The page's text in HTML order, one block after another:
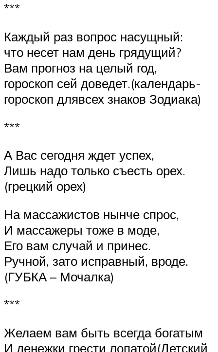
***
Каждый раз вопрос насущный:
что несет нам день грядущий?
Вам прогноз на целый год,
гороскоп сей доведет.(календарь-
гороскоп длявсех знаков Зодиака)
***
А Вас сегодня ждет успех,
Лишь надо только съесть орех.
(грецкий орех)
На массажистов нынче спрос,
И массажеры тоже в моде,
Его вам случай и принес.
Ручной, зато исправный, вроде.
(ГУБКА – Мочалка)
***
Желаем вам быть всегда богатым
И денежки грести лопатой(Детский